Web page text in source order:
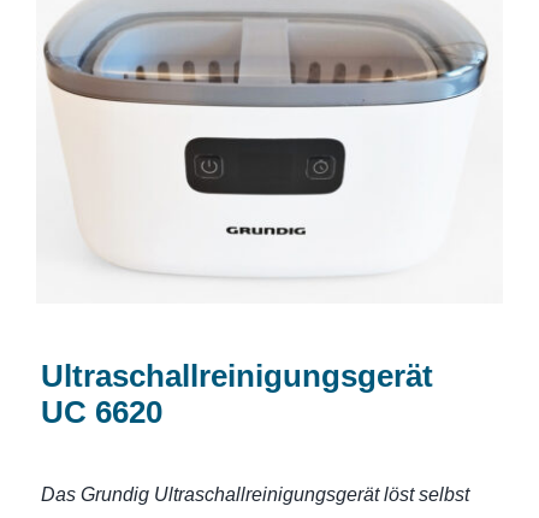
Ultraschallreinigungsgerät
UC 6620
Das Grundig Ultraschallreinigungsgerät löst selbst